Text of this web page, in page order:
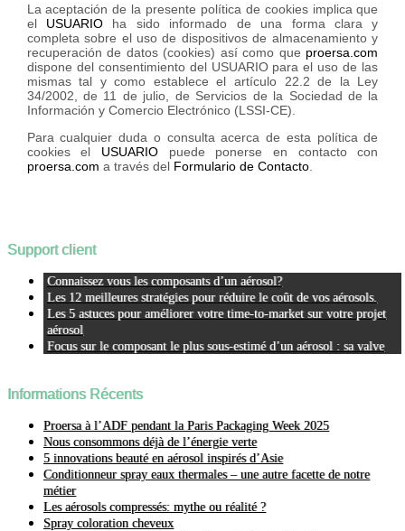
La aceptación de la presente política de cookies implica que
el USUARIO ha sido informado de una forma clara y
completa sobre el uso de dispositivos de almacenamiento y
recuperación de datos (cookies) así como que proersa.com
dispone del consentimiento del USUARIO para el uso de las
mismas tal y como establece el artículo 22.2 de la Ley
34/2002, de 11 de julio, de Servicios de la Sociedad de la
Información y Comercio Electrónico (LSSI-CE).
Para cualquier duda o consulta acerca de esta política de
cookies el USUARIOpuede ponerse en contacto con
proersa.com a través del Formulario de Contacto.
Support client
Connaissez vous les composants d’un aérosol?
Les 12 meilleures stratégies pour réduire le coût de vos aérosols.
Les 5 astuces pour améliorer votre time-to-market sur votre projet
aérosol
Focus sur le composant le plus sous-estimé d’un aérosol : sa valve
Informations Récents
Proersa à l’ADF pendant la Paris Packaging Week 2025
Nous consommons déjà de l’énergie verte
5 innovations beauté en aérosol inspirés d’Asie
Conditionneur spray eaux thermales – une autre facette de notre
métier
Les aérosols compressés: mythe ou réalité ?
Spray coloration cheveux